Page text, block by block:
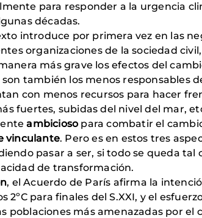
para responder a la urgencia
décadas.
introduce por primera vez en las
organizaciones de la sociedad
más grave los efectos del
también los menos responsables
con menos recursos para hacer
fuertes, subidas del nivel del mar,
ambiciosopara combatir el
vinculante. Pero es en estos tres
pasar a ser, si todo se queda
de transformación.
, el Acuerdo de París afirma la
para finales del S.XXI, y el
poblaciones más amenazadas por